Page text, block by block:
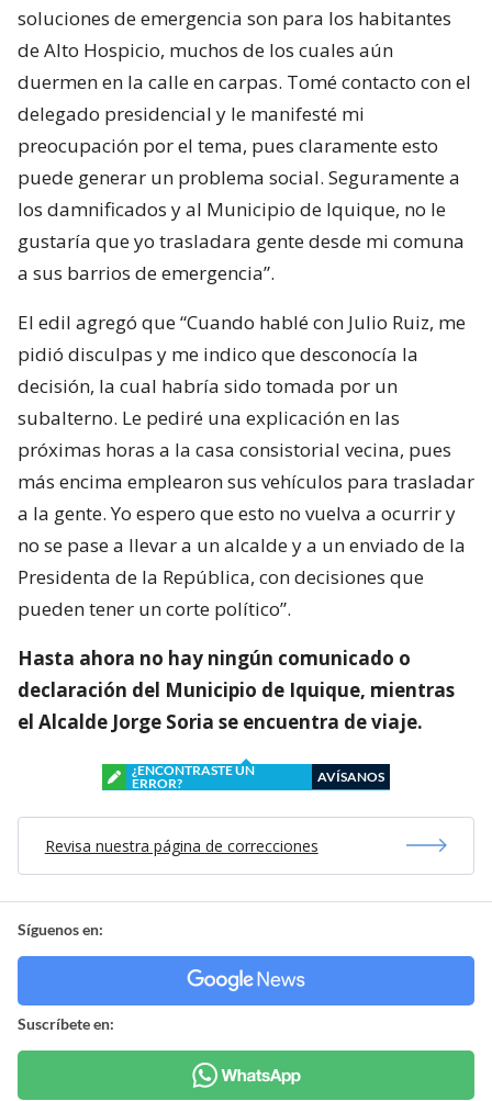
soluciones de emergencia son para los habitantes
de Alto Hospicio, muchos de los cuales aún
duermen en la calle en carpas. Tomé contacto con el
delegado presidencial y le manifesté mi
preocupación por el tema, pues claramente esto
puede generar un problema social. Seguramente a
los damnificados y al Municipio de Iquique, no le
gustaría que yo trasladara gente desde mi comuna
a sus barrios de emergencia”.
El edil agregó que “Cuando hablé con Julio Ruiz, me
pidió disculpas y me indico que desconocía la
decisión, la cual habría sido tomada por un
subalterno. Le pediré una explicación en las
próximas horas a la casa consistorial vecina, pues
más encima emplearon sus vehículos para trasladar
a la gente. Yo espero que esto no vuelva a ocurrir y
no se pase a llevar a un alcalde y a un enviado de la
Presidenta de la República, con decisiones que
pueden tener un corte político”.
Hasta ahora no hay ningún comunicado o
declaración del Municipio de Iquique, mientras
el Alcalde Jorge Soria se encuentra de viaje.
¿ENCONTRASTE UN
ERROR?
AVÍSANOS
Revisa nuestra página de correcciones
Síguenos en:
Suscríbete en: